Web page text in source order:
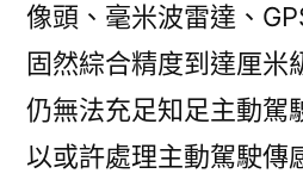
像頭、毫米波雷達、
固然綜合精度到達厘米
仍無法充足知足主動駕
以或許處理主動駕駛傳